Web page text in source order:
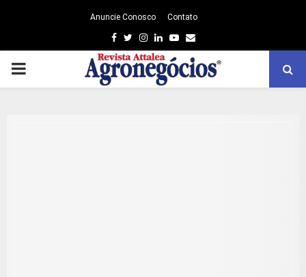
Anuncie Conosco Contato
Facebook
TwitterInstagram
LinkedinYoutube
Email
PRIMARY